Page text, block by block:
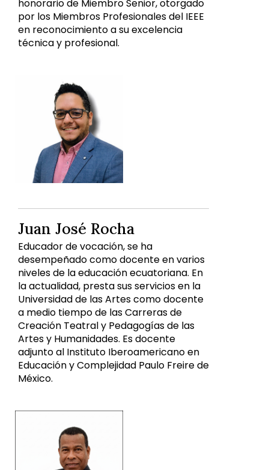
honorario de Miembro Senior, otorgado
por los Miembros Profesionales del IEEE
en reconocimiento a su excelencia
técnica y profesional.
Juan José Rocha
Educador de vocación, se ha
desempeñado como docente en varios
niveles de la educación ecuatoriana. En
la actualidad, presta sus servicios en la
Universidad de las Artes como docente
a medio tiempo de las Carreras de
Creación Teatral y Pedagogías de las
Artes y Humanidades. Es docente
adjunto al Instituto Iberoamericano en
Educación y Complejidad Paulo Freire de
México.